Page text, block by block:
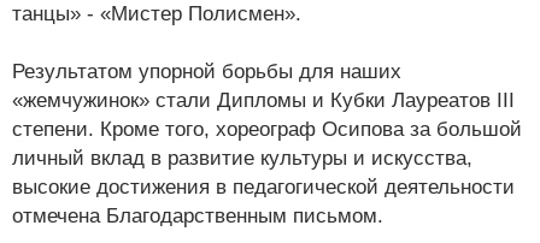
танцы» - «Мистер Полисмен».
Результатом упорной борьбы для наших
«жемчужинок» стали Дипломы и Кубки Лауреатов III
степени. Кроме того, хореограф Осипова за большой
личный вклад в развитие культуры и искусства,
высокие достижения в педагогической деятельности
отмечена Благодарственным письмом.